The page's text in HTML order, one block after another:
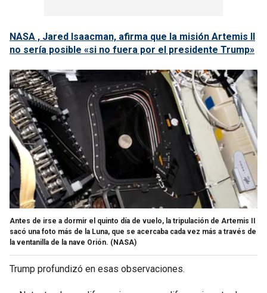
NASA , Jared Isaacman, afirma que la misión Artemis II
no sería posible «si no fuera por el presidente Trump»
Antes de irse a dormir el quinto día de vuelo, la tripulación de Artemis II
sacó una foto más de la Luna, que se acercaba cada vez más a través de
la ventanilla de la nave Orión. (NASA)
Trump profundizó en esas observaciones.